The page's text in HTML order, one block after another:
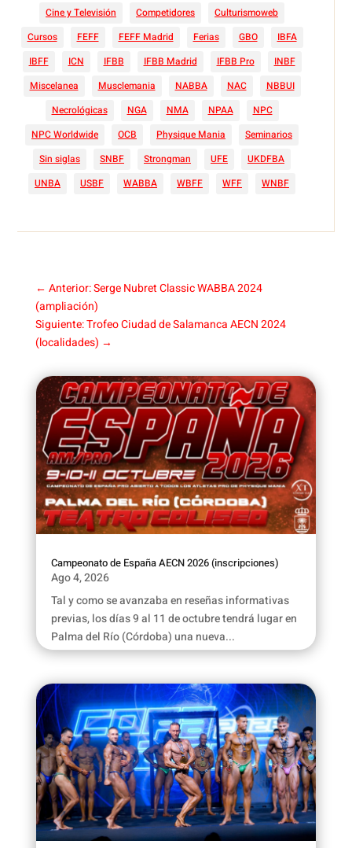
Cine y Televisión
Competidores
Culturismoweb
Cursos
FEFF FEFF Madrid Ferias GBO
IBFA
IBFF
ICN IFBB IFBB Madrid IFBB Pro
INBF
Miscelanea
Musclemania NABBA NAC
NBBUI
Necrológicas
NGA NMA NPAA
NPC
NPC Worldwide
OCB Physique Mania
Seminarios
Sin siglas
SNBF Strongman UFE
UKDFBA
UNBA
USBF WABBA WBFF WFF WNBF
← Anterior: Serge Nubret Classic WABBA 2024
(ampliación)
Siguiente: Trofeo Ciudad de Salamanca AECN 2024
(localidades) →
Campeonato de España AECN 2026 (inscripciones)
Ago 4, 2026
Tal y como se avanzaba en reseñas informativas
previas, los días 9 al 11 de octubre tendrá lugar en
Palma del Río (Córdoba) una nueva...